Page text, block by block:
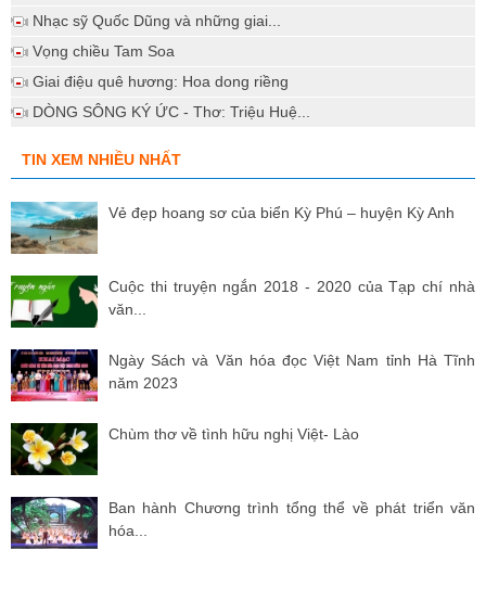
Nhạc sỹ Quốc Dũng và những giai...
Vọng chiều Tam Soa
Giai điệu quê hương: Hoa dong riềng
DÒNG SÔNG KÝ ỨC - Thơ: Triệu Huệ...
TIN XEM NHIỀU NHẤT
Vẻ đẹp hoang sơ của biển Kỳ Phú – huyện Kỳ Anh
Cuộc thi truyện ngắn 2018 - 2020 của Tạp chí nhà
văn...
Ngày Sách và Văn hóa đọc Việt Nam tỉnh Hà Tĩnh
năm 2023
Chùm thơ về tình hữu nghị Việt- Lào
Ban hành Chương trình tổng thể về phát triển văn
hóa...